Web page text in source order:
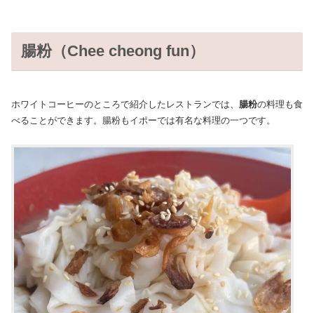
腸粉（Chee cheong fun）
ホワイトコーヒーのところで紹介したレストランでは、 腸粉の料理も食
べることができます。腸粉もイポーでは有名な料理の一つです。